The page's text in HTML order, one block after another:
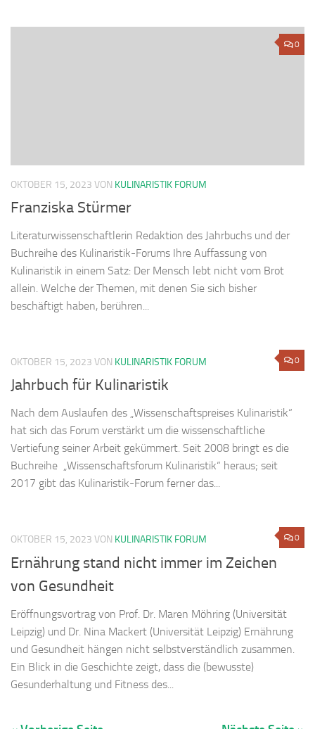
0
OKTOBER 15, 2023 VON KULINARISTIK FORUM
Franziska Stürmer
Literaturwissenschaftlerin Redaktion des Jahrbuchs und der
Buchreihe des Kulinaristik-Forums Ihre Auffassung von
Kulinaristik in einem Satz: Der Mensch lebt nicht vom Brot
allein. Welche der Themen, mit denen Sie sich bisher
beschäftigt haben, berühren...
0
OKTOBER 15, 2023 VON KULINARISTIK FORUM
Jahrbuch für Kulinaristik
Nach dem Auslaufen des „Wissenschaftspreises Kulinaristik“
hat sich das Forum verstärkt um die wissenschaftliche
Vertiefung seiner Arbeit gekümmert. Seit 2008 bringt es die
Buchreihe „Wissenschaftsforum Kulinaristik“ heraus; seit
2017 gibt das Kulinaristik-Forum ferner das...
0
OKTOBER 15, 2023 VON KULINARISTIK FORUM
Ernährung stand nicht immer im Zeichen
von Gesundheit
Eröffnungsvortrag von Prof. Dr. Maren Möhring (Universität
Leipzig) und Dr. Nina Mackert (Universität Leipzig) Ernährung
und Gesundheit hängen nicht selbstverständlich zusammen.
Ein Blick in die Geschichte zeigt, dass die (bewusste)
Gesunderhaltung und Fitness des...